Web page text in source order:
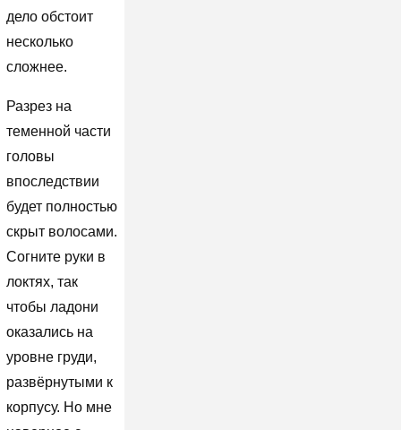
дело обстоит
несколько
сложнее.
Разрез на
теменной части
головы
впоследствии
будет полностью
скрыт волосами.
Согните руки в
локтях, так
чтобы ладони
оказались на
уровне груди,
развёрнутыми к
корпусу. Но мне